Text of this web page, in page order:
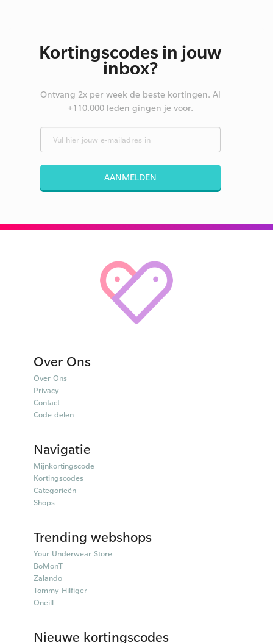
Kortingscodes in jouw
inbox?
Ontvang 2x per week de beste kortingen. Al
+110.000 leden gingen je voor.
AANMELDEN
Over Ons
Over Ons
Privacy
Contact
Code delen
Navigatie
Mijnkortingscode
Kortingscodes
Categorieën
Shops
Trending webshops
Your Underwear Store
BoMonT
Zalando
Tommy Hilfiger
Oneill
Nieuwe kortingscodes